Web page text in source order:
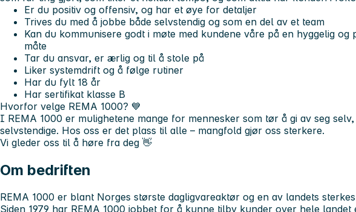
Er du positiv og offensiv, og har et øye for detaljer
Trives du med å jobbe både selvstendig og som en del av et team
Kan du kommunisere godt i møte med kundene våre på en hyggelig og
måte
Tar du ansvar, er ærlig og til å stole på
Liker systemdrift og å følge rutiner
Har du fylt 18 år
Har sertifikat klasse B
Hvorfor velge REMA 1000? 💙
I REMA 1000 er mulighetene mange for mennesker som tør å gi av seg
selvstendige. Hos oss er det plass til alle – mangfold gjør oss sterkere.
Vi gleder oss til å høre fra deg 👋
Om bedriften
REMA 1000 er blant Norges største dagligvareaktør og en av landets
Siden 1979 har REMA 1000 jobbet for å kunne tilby kunder over hele landet